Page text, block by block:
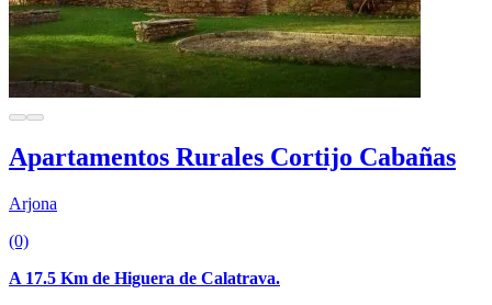
Apartamentos Rurales Cortijo Cabañas
Arjona
(0)
A 17.5 Km de Higuera de Calatrava.